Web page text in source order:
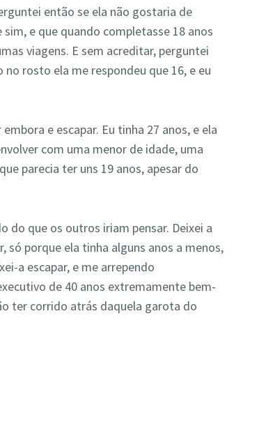
então se ela não gostaria de
e que quando completasse 18 anos
viagens. E sem acreditar, perguntei
rosto ela me respondeu que 16, e eu
e escapar. Eu tinha 27 anos, e ela
com uma menor de idade, uma
parecia ter uns 19 anos, apesar do
do que os outros iriam pensar. Deixei a
porque ela tinha alguns anos a menos,
a escapar, e me arrependo
de 40 anos extremamente bem-
ter corrido atrás daquela garota do